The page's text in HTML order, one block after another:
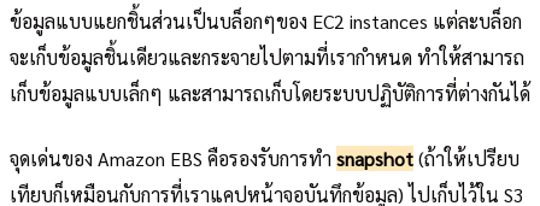
ข้อมูลแบบแยกชิ้นส่วนเป็นบล็อกๆของ EC2 instances แต่ละบล็อก
จะเก็บข้อมูลชิ้นเดียวและกระจายไปตามที่เรากำหนด ทำให้สามารถ
เก็บข้อมูลแบบเล็กๆ และสามารถเก็บโดยระบบปฏิบัติการที่ต่างกันได้
จุดเด่นของ Amazon EBS คือรองรับการทำ snapshot(ถ้าให้เปรียบ
เทียบก็เหมือนกับการที่เราแคปหน้าจอบันทึกข้อมูล) ไปเก็บไว้ใน S3